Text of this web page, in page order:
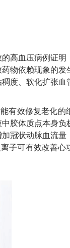
高血压病例证明
物依赖现象的发
度、软化扩张血
有效修复老化的
胶体质点本身负
冠状动脉血流量
子可有效改善心